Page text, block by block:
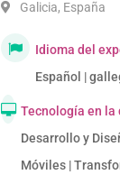
Galicia, España
Idioma del
Español |
Tecnología en la
Desarrollo y
Móviles |